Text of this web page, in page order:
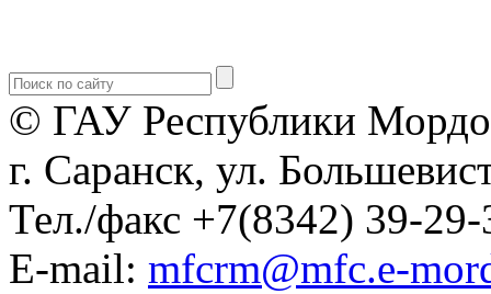
© ГАУ Республики
г. Саранск, ул.
Тел./факс +7(8342) 39-29-
E-mail: mfcrm@mfc.e-